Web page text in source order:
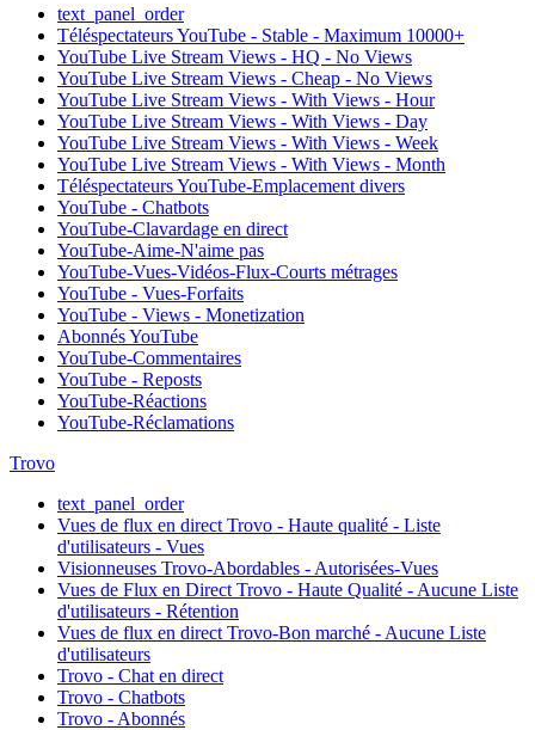
text_panel_order
Téléspectateurs YouTube - Stable - Maximum 10000+
YouTube Live Stream Views - HQ - No Views
YouTube Live Stream Views - Cheap - No Views
YouTube Live Stream Views - With Views - Hour
YouTube Live Stream Views - With Views - Day
YouTube Live Stream Views - With Views - Week
YouTube Live Stream Views - With Views - Month
Téléspectateurs YouTube-Emplacement divers
YouTube - Chatbots
YouTube-Clavardage en direct
YouTube-Aime-N'aime pas
YouTube-Vues-Vidéos-Flux-Courts métrages
YouTube - Vues-Forfaits
YouTube - Views - Monetization
Abonnés YouTube
YouTube-Commentaires
YouTube - Reposts
YouTube-Réactions
YouTube-Réclamations
Trovo
text_panel_order
Vues de flux en direct Trovo - Haute qualité - Liste
d'utilisateurs - Vues
Visionneuses Trovo-Abordables - Autorisées-Vues
Vues de Flux en Direct Trovo - Haute Qualité - Aucune Liste
d'utilisateurs - Rétention
Vues de flux en direct Trovo-Bon marché - Aucune Liste
d'utilisateurs
Trovo - Chat en direct
Trovo - Chatbots
Trovo - Abonnés